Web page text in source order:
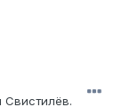
Свистилёв.